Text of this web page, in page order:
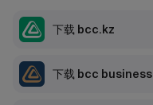
下载 bcc.kz
下载 bcc business